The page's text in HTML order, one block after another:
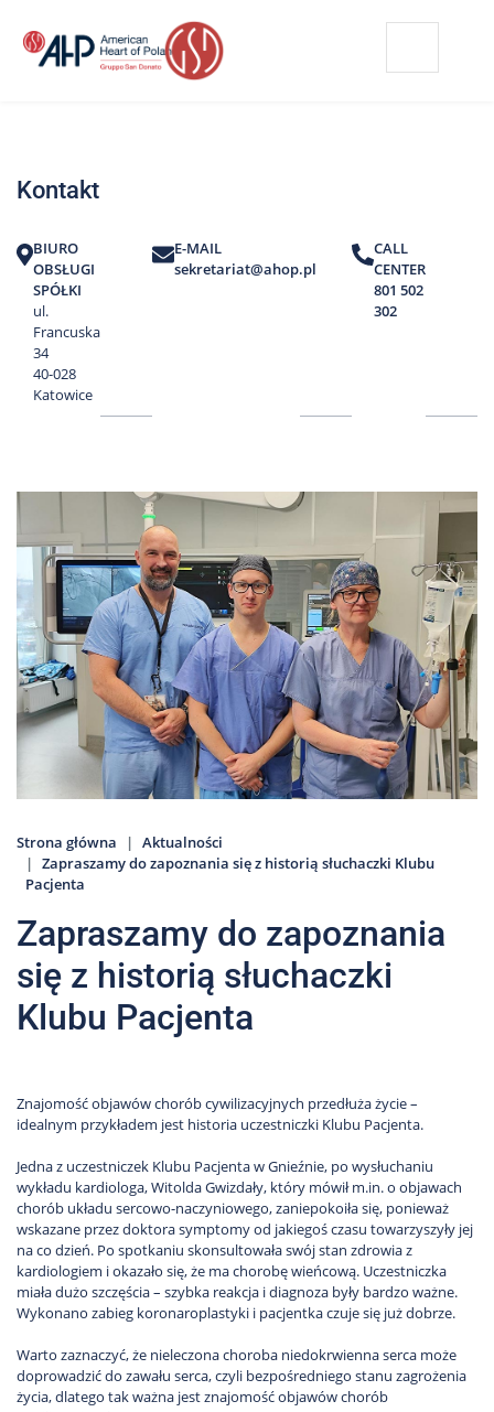
treści
Strefa
Edukacja
Pacjenta
O
nas
Marki
Nas
Kariera
Galeria
Kontakt
801
302
Kontakt
BIURO
OBSŁUGI
SPÓŁKI
ul.
Francuska
34
40-028
Katowice
E-MAIL
sekretariat@ahop.pl
CALL
CENTER
801 502
302
Strona główna
Aktualności
Zapraszamy do zapoznania się z historią słuchaczki Klubu
Pacjenta
Zapraszamy do zapoznania
się z historią słuchaczki
Klubu Pacjenta
Znajomość objawów chorób cywilizacyjnych przedłuża życie –
idealnym przykładem jest historia uczestniczki Klubu Pacjenta.
Jedna z uczestniczek Klubu Pacjenta w Gnieźnie, po wysłuchaniu
wykładu kardiologa, Witolda Gwizdały, który mówił m.in. o objawach
chorób układu sercowo-naczyniowego, zaniepokoiła się, ponieważ
wskazane przez doktora symptomy od jakiegoś czasu towarzyszyły jej
na co dzień. Po spotkaniu skonsultowała swój stan zdrowia z
kardiologiem i okazało się, że ma chorobę wieńcową. Uczestniczka
miała dużo szczęścia – szybka reakcja i diagnoza były bardzo ważne.
Wykonano zabieg koronaroplastyki i pacjentka czuje się już dobrze.
Warto zaznaczyć, że nieleczona choroba niedokrwienna serca może
doprowadzić do zawału serca, czyli bezpośredniego stanu zagrożenia
życia, dlatego tak ważna jest znajomość objawów chorób